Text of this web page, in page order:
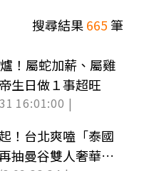
搜尋結果665筆
！屬蛇加薪、屬雞
生日做１事超旺
16:01:00 |
！台北爽嗑「泰國
抽曼谷雙人奢華度